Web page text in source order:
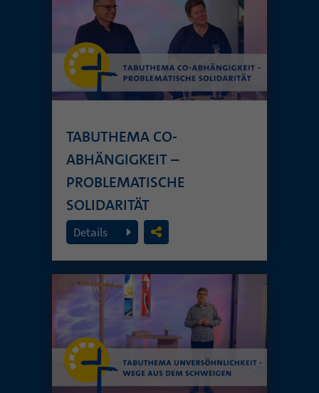
TABUTHEMA CO-
ABHÄNGIGKEIT –
PROBLEMATISCHE
SOLIDARITÄT
26. Juli 2026
Details